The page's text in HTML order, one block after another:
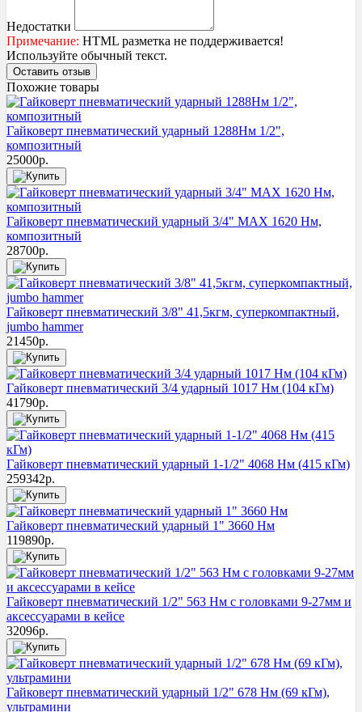
Недостатки
Примечание: HTML разметка не поддерживается!
Используйте обычный текст.
Оставить отзыв
Похожие товары
Гайковерт пневматический ударный 1288Нм 1/2",
композитный
25000р.
Гайковерт пневматический ударный 3/4" MAX 1620 Нм,
композитный
28700р.
Гайковерт пневматический 3/8" 41,5кгм, суперкомпактный,
jumbo hammer
21450р.
Гайковерт пневматический 3/4 ударный 1017 Нм (104 кГм)
41790р.
Гайковерт пневматический ударный 1-1/2" 4068 Нм (415 кГм)
259342р.
Гайковерт пневматический ударный 1" 3660 Нм
119890р.
Гайковерт пневматический 1/2" 563 Нм с головками 9-27мм и
аксессуарами в кейсе
32096р.
Гайковерт пневматический ударный 1/2" 678 Нм (69 кГм),
ультрамини